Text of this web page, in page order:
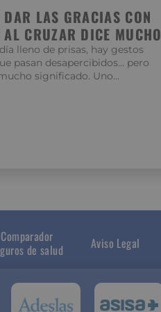
DAR LAS GRACIAS CON
CRUZAR DICE MUCHO
lleno de prisas, hay gestos
pasan desapercibidos… pero
significado. Uno…
Comparador
de salud
Aviso Legal